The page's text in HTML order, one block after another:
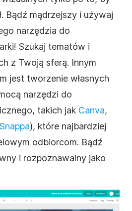
Bądź mądrzejszy i używaj
narzędzia do
Szukaj tematów i
z Twoją sferą. Innym
jest tworzenie własnych
narzędzi do
takich jak Canva,
Snappa), które najbardziej
odbiorcom. Bądź
i rozpoznawalny jako